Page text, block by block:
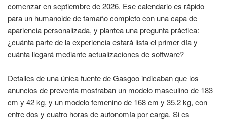
comenzar en septiembre de 2026. Ese calendario es rápido
para un humanoide de tamaño completo con una capa de
apariencia personalizada, y plantea una pregunta práctica:
¿cuánta parte de la experiencia estará lista el primer día y
cuánta llegará mediante actualizaciones de software?
Detalles de una única fuente de Gasgoo indicaban que los
anuncios de preventa mostraban un modelo masculino de 183
cm y 42 kg, y un modelo femenino de 168 cm y 35.2 kg, con
entre dos y cuatro horas de autonomía por carga. Si es